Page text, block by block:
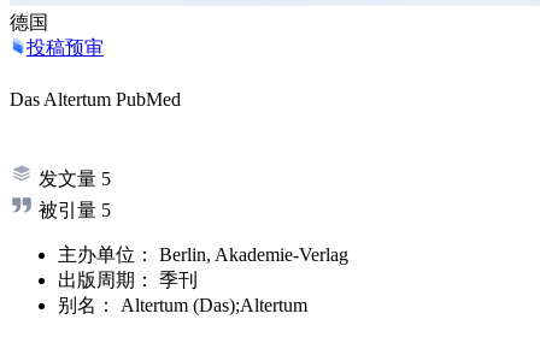
德国
投稿预审
Das Altertum PubMed
发文量 5
被引量 5
主办单位：
Berlin, Akademie-Verlag
出版周期：
季刊
别名：
Altertum (Das);Altertum